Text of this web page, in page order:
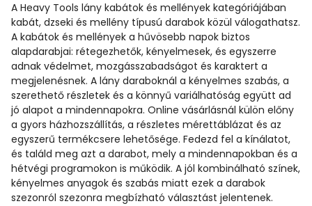
A Heavy Tools lány kabátok és mellények kategóriájában
kabát, dzseki és mellény típusú darabok közül válogathatsz.
A kabátok és mellények a hűvösebb napok biztos
alapdarabjai: rétegezhetők, kényelmesek, és egyszerre
adnak védelmet, mozgásszabadságot és karaktert a
megjelenésnek. A lány daraboknál a kényelmes szabás, a
szerethető részletek és a könnyű variálhatóság együtt ad
jó alapot a mindennapokra. Online vásárlásnál külön előny
a gyors házhozszállítás, a részletes mérettáblázat és az
egyszerű termékcsere lehetősége. Fedezd fel a kínálatot,
és találd meg azt a darabot, mely a mindennapokban és a
hétvégi programokon is működik. A jól kombinálható színek,
kényelmes anyagok és szabás miatt ezek a darabok
szezonról szezonra megbízható választást jelentenek.